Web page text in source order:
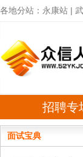
各地分站： 永康站 |
招聘专
面试宝典